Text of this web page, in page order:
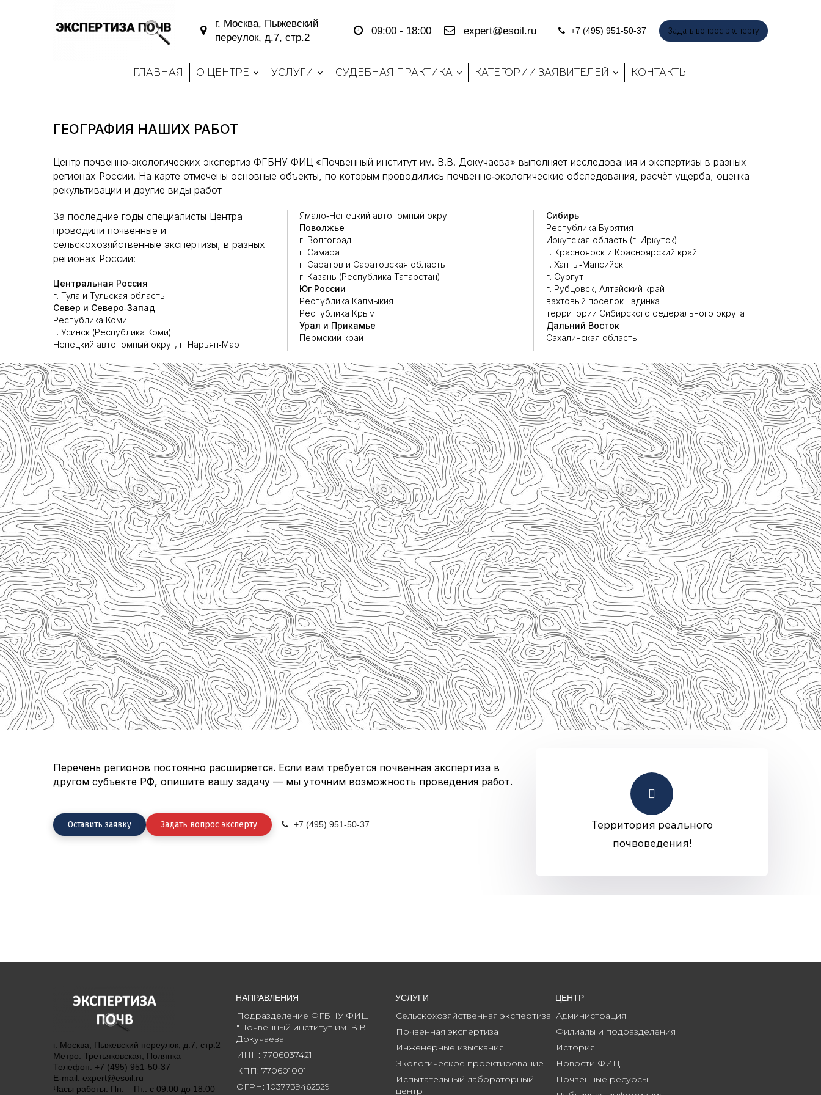
г. Москва, Пыжевский
переулок, д.7, стр.2
09:00 - 18:00 expert@esoil.ru +7 (495) 951-50-37 Задать вопрос эксперту
ГЛАВНАЯ О ЦЕНТРЕ УСЛУГИ СУДЕБНАЯ ПРАКТИКА КАТЕГОРИИ ЗАЯВИТЕЛЕЙ КОНТАКТЫ
ГЕОГРАФИЯ НАШИХ РАБОТ
Центр почвенно‑экологических экспертиз ФГБНУ ФИЦ «Почвенный институт им. В.В. Докучаева» выполняет исследования и экспертизы в разных
регионах России. На карте отмечены основные объекты, по которым проводились почвенно‑экологические обследования, расчёт ущерба, оценка
рекультивации и другие виды работ
За последние годы специалисты Центра
проводили почвенные и
сельскохозяйственные экспертизы, в разных
регионах России:
Центральная Россия
г. Тула и Тульская область
Север и Северо‑Запад
Республика Коми
г. Усинск (Республика Коми)
Ненецкий автономный округ, г. Нарьян‑Мар
Ямало‑Ненецкий автономный округ
Поволжье
г. Волгоград
г. Самара
г. Саратов и Саратовская область
г. Казань (Республика Татарстан)
Юг России
Республика Калмыкия
Республика Крым
Урал и Прикамье
Пермский край
Сибирь
Республика Бурятия
Иркутская область (г. Иркутск)
г. Красноярск и Красноярский край
г. Ханты‑Мансийск
г. Сургут
г. Рубцовск, Алтайский край
вахтовый посёлок Тэдинка
территории Сибирского федерального округа
Дальний Восток
Сахалинская область
Перечень регионов постоянно расширяется. Если вам требуется почвенная экспертиза в
другом субъекте РФ, опишите вашу задачу — мы уточним возможность проведения работ.
Оставить заявку Задать вопрос эксперту +7 (495) 951-50-37
Территория реального
почвоведения!
г. Москва, Пыжевский переулок, д.7, стр.2
Метро: Третьяковская, Полянка
Телефон: +7 (495) 951-50-37
E-mail: expert@esoil.ru
Часы работы: Пн. – Пт.: с 09:00 до 18:00
НАПРАВЛЕНИЯ
Подразделение ФГБНУ ФИЦ
"Почвенный институт им. В.В.
Докучаева"
ИНН: 7706037421
КПП: 770601001
ОГРН: 1037739462529
УСЛУГИ
Сельскохозяйственная экспертиза
Почвенная экспертиза
Инженерные изыскания
Экологическое проектирование
Испытательный лабораторный
центр
ЦЕНТР
Администрация
Филиалы и подразделения
История
Новости ФИЦ
Почвенные ресурсы